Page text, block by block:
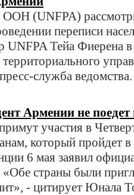
ООН (UNFPA)
переписи
UNFPA Тейа Фиерена в
служба ведомства.
Армении не
участия в
который пройдет
6 мая заявил
страны были
- цитирует Юнала